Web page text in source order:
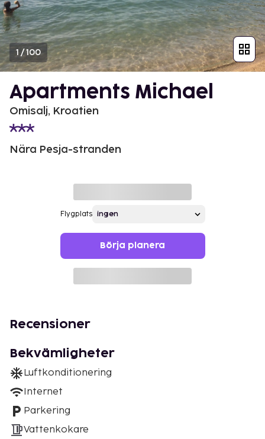
1 /100
Apartments Michael
Omisalj, Kroatien
Nära Pesja-stranden
Flygplats
Börja planera
Recensioner
Bekvämligheter
Luftkonditionering
Internet
Parkering
Vattenkokare